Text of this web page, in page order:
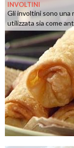
INVOLTINI
Gli involtini sono una
utilizzata sia come